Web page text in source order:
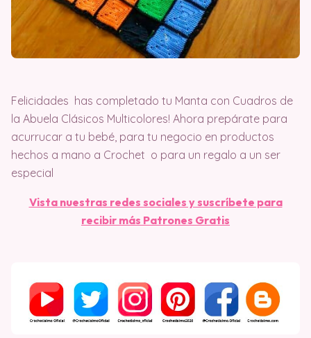
Felicidades has completado tu Manta con Cuadros de
la Abuela Clásicos Multicolores! Ahora prepárate para
acurrucar a tu bebé, para tu negocio en productos
hechos a mano a Crochet o para un regalo a un ser
especial
Vista nuestras redes sociales y suscríbete para
recibir más Patrones Gratis